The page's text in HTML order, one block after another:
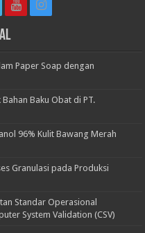
Paper Soap dengan
Baku Obat di PT.
96% Kulit Bawang Merah
Granulasi pada Produksi
Standar Operasional
System Validation (CSV)